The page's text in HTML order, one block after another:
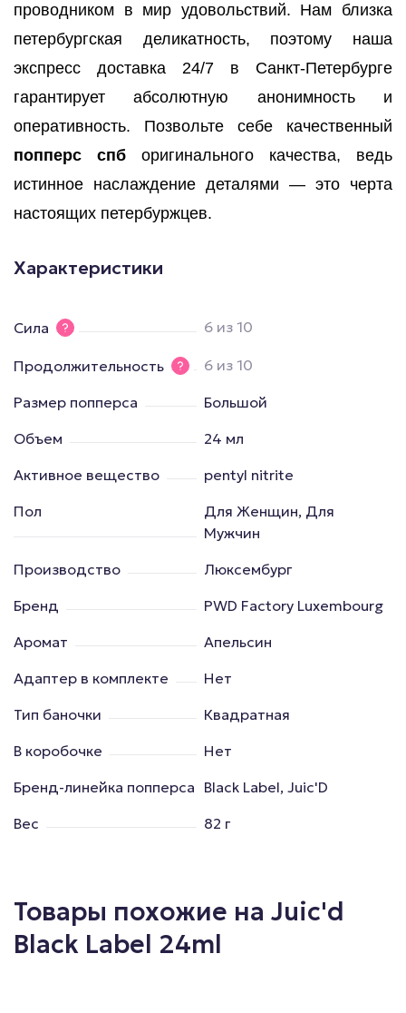
проводником в мир удовольствий. Нам близка
петербургская деликатность, поэтому наша
экспресс доставка 24/7 в Санкт-Петербурге
гарантирует абсолютную анонимность и
оперативность. Позвольте себе качественный
попперс спб оригинального качества, ведь
истинное наслаждение деталями — это черта
настоящих петербуржцев.
Характеристики
Сила 6 из 10
Продолжительность 6 из 10
Размер попперса
Большой
Объем
24 мл
Активное вещество
pentyl nitrite
Пол
Для Женщин, Для
Мужчин
Производство
Люксембург
Бренд
PWD Factory Luxembourg
Аромат
Апельсин
Адаптер в комплекте
Нет
Тип баночки
Квадратная
В коробочке
Нет
Бренд-линейка попперса Black Label, Juic'D
Вес
82 г
Товары похожие на Juic'd
Black Label 24ml